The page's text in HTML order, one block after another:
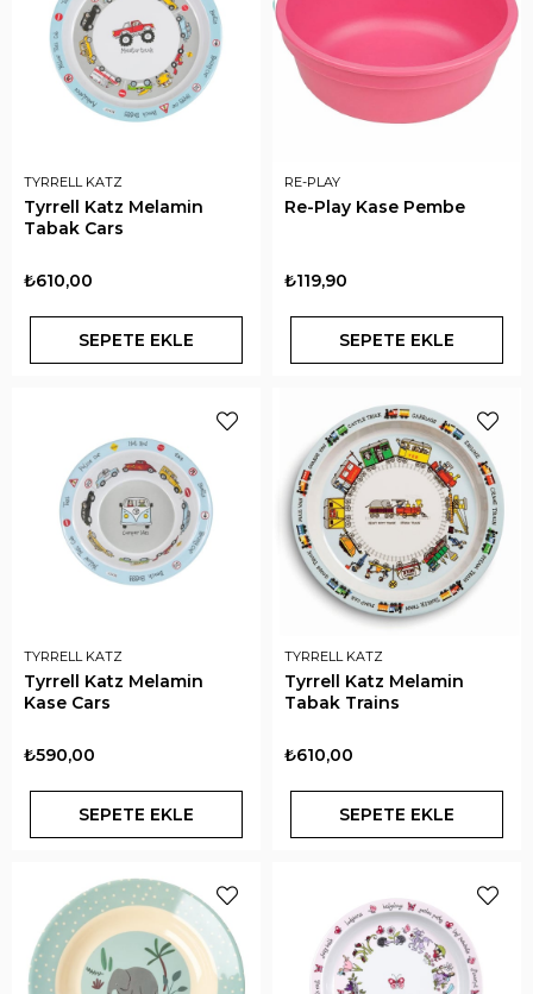
TYRRELL KATZ
Tyrrell Katz Melamin
Tabak Cars
₺610,00
SEPETE EKLE
RE-PLAY
Re-Play Kase Pembe
₺119,90
SEPETE EKLE
TYRRELL KATZ
Tyrrell Katz Melamin
Kase Cars
₺590,00
SEPETE EKLE
TYRRELL KATZ
Tyrrell Katz Melamin
Tabak Trains
₺610,00
SEPETE EKLE